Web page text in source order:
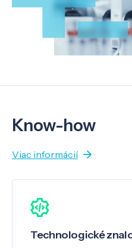
Know-how
Viac informácií
Technologické